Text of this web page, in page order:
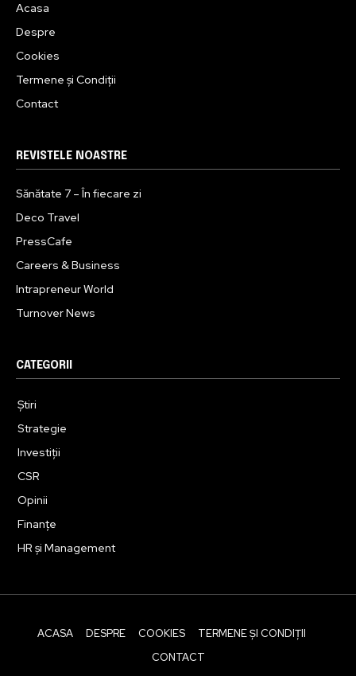
Acasa
Despre
Cookies
Termene și Condiții
Contact
REVISTELE NOASTRE
Sănătate 7 – În fiecare zi
Deco Travel
PressCafe
Careers & Business
Intrapreneur World
Turnover News
CATEGORII
Știri
Strategie
Investiții
CSR
Opinii
Finanțe
HR și Management
ACASA DESPRE COOKIES
TERMENE ȘI CONDIȚII
CONTACT